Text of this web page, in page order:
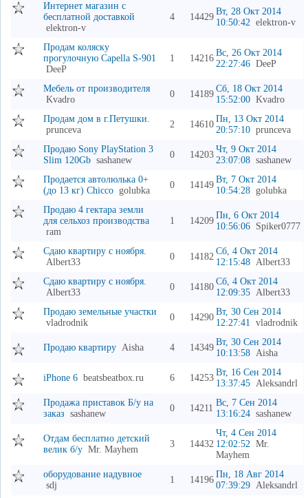
Интернет магазин с
бесплатной доставкой
elektron-v
4 14429
Вт, 28 Окт 2014
10:50:42 elektron-v
Продам коляску
прогулочную Capella S-901
DeeP
1 14216
Вс, 26 Окт 2014
22:27:46 DeeP
Мебель от производителя
Kvadro
0 14189
Сб, 18 Окт 2014
15:52:00 Kvadro
Продам дом в г.Петушки.
prunceva
2 14610
Пн, 13 Окт 2014
20:57:10 prunceva
Продаю Sony PlayStation 3
Slim 120Gb sashanew
0 14203
Чт, 9 Окт 2014
23:07:08 sashanew
Продается автолюлька 0+
(до 13 кг) Chicco golubka
0 14149
Вт, 7 Окт 2014
10:54:28 golubka
Продаю 4 гектара земли
для сельхоз производства
ram
1 14209
Пн, 6 Окт 2014
10:56:06 Spiker0777
Сдаю квартиру с ноября.
Albert33
0 14182
Сб, 4 Окт 2014
12:15:48 Albert33
Сдаю квартиру с ноября.
Albert33
0 14180
Сб, 4 Окт 2014
12:09:35 Albert33
Продаю земельные участки
vladrodnik
0 14290
Вт, 30 Сен 2014
12:27:41
vladrodnik
Продаю квартиру Aisha 4 14349
Вт, 30 Сен 2014
10:13:58 Aisha
iPhone 6 beatsbeatbox.ru 6 14253
Вт, 16 Сен 2014
13:37:45 Aleksandrl
Продажа приставок Б/у на
заказ
sashanew
0 14211
Вс, 7 Сен 2014
13:16:24 sashanew
Отдам бесплатно детский
велик б/у Mr. Mayhem
3 14432
Чт, 4 Сен 2014
12:02:52 Mr.
Mayhem
оборудование надувное
sdj
1 14196
Пн, 18 Авг 2014
07:39:29 Aleksandrl